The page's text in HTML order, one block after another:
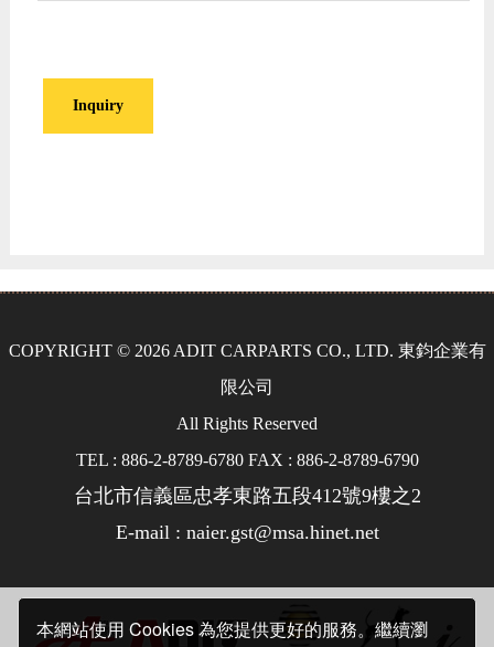
本網站使用 Cookies 為您提供更好的服務。繼續瀏
Inquiry
COPYRIGHT © 2026 ADIT CARPARTS CO., LTD. 東鈞企業有
限公司
All Rights Reserved
TEL : 886-2-8789-6780 FAX : 886-2-8789-6790
台北市信義區忠孝東路五段412號9樓之2
E-mail : naier.gst@msa.hinet.net